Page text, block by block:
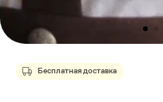
Бесплатная доставка